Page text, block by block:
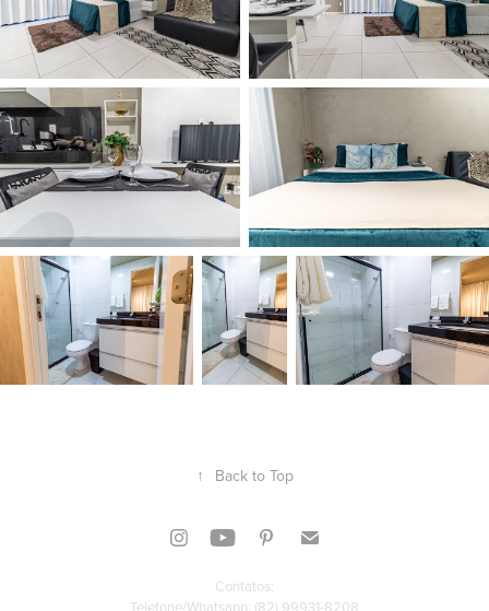
↑ Back to Top
Contatos:
Telefone/Whatsapp: (82) 99931-8208